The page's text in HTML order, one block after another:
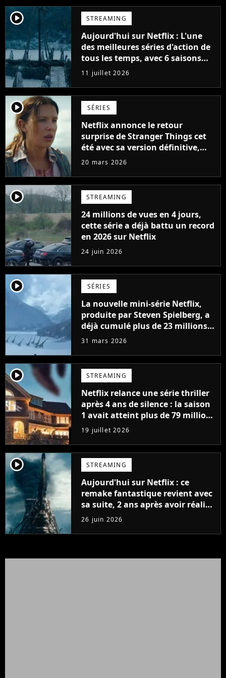
player2 STREAMING
Aujourd'hui sur Netflix : L'une
des meilleures séries d'action de
tous les temps, avec 6 saisons
parfaites
11 juillet 2026
player2 SÉRIES
Netflix annonce le retour
surprise de Stranger Things cet
été avec sa version définitive,
une décision historique
20 mars 2026
player2 STREAMING
24 millions de vues en 4 jours,
cette série a déjà battu un record
en 2026 sur Netflix
24 juin 2026
player2 SÉRIES
La nouvelle mini-série Netflix,
produite par Steven Spielberg, a
déjà cumulé plus de 23 millions
de vues
31 mars 2026
player2 STREAMING
Netflix relance une série thriller
après 4 ans de silence : la saison
1 avait atteint plus de 79 millions
de vues
19 juillet 2026
player2 STREAMING
Aujourd'hui sur Netflix : ce
remake fantastique revient avec
sa suite, 2 ans après avoir réalisé
60 millions de vues et régné 6
semaines dans le Top 10
26 juin 2026